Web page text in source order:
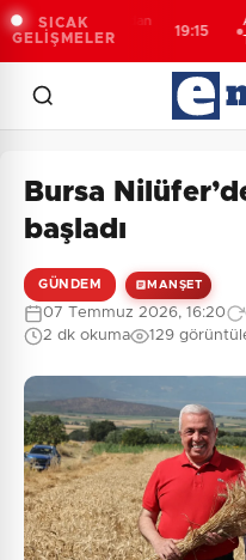
SICAK
GELİŞMELER
Erdoğan’dan
mesajı
Av.
Türkiye
süreci”
Bursa
başladı
GÜNDEM MANŞET
07 Temmuz 2026, 16:20
2 dk okuma 129